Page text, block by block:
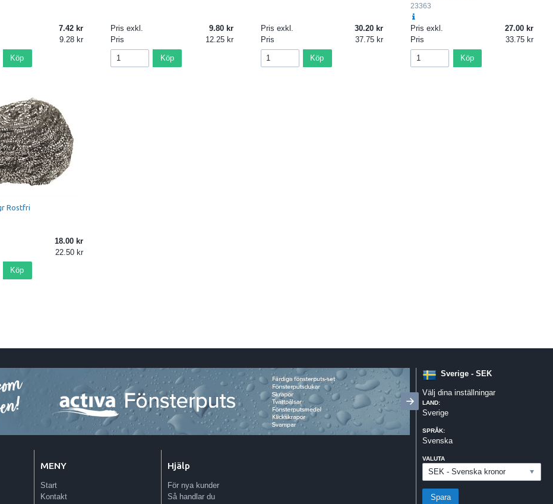
7.42
9.28
Köp
Pris exkl.
9.80
Pris
12.25
Köp
Pris exkl.
30.20
Pris
37.75
Köp
23363
Pris exkl.
27.00
Pris
33.75
Köp
Rostfri
18.00
22.50
Köp
MENY
Start
Kontakt
Hjälp
För nya kunder
Så handlar du
Sverige - SEK
Välj dina inställningar
LAND:
Sverige
SPRÅK:
Svenska
VALUTA